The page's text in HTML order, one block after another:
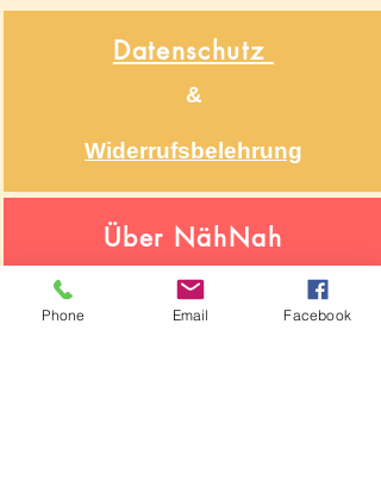
Datenschutz
&
Widerrufsbelehrung
Über NähNah
Nähmaschinenmechaniker
Seit 1986
Phone Email Facebook